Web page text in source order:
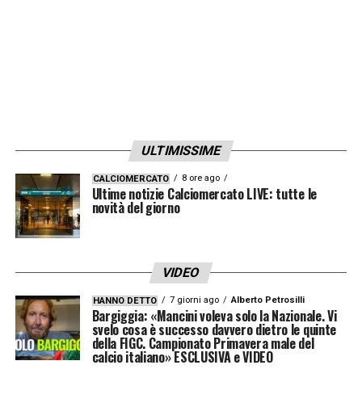
ULTIMISSIME
CALCIOMERCATO 8 ore ago
Ultime notizie Calciomercato LIVE: tutte le
novità del giorno
VIDEO
HANNO DETTO 7 giorni ago Alberto Petrosilli
Bargiggia: «Mancini voleva solo la Nazionale. Vi
svelo cosa è successo davvero dietro le quinte
della FIGC. Campionato Primavera male del
calcio italiano» ESCLUSIVA e VIDEO